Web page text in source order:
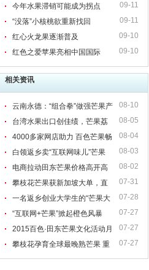
09-11
今年水果滞销可能成为拐点
09-11
“没落”小核桃欲重新找回
09-10
红心火龙果逐渐普及
09-10
红色之爱苹果亮相中国国际
相关资讯
08-10
云南永德：“组合拳”做强芒果产
业
08-05
台湾水果出口创佳绩，芒果荔
枝表现喜人
08-04
4000多家网店助力 百色芒果畅
销价高
08-03
白领返乡卖“互联网味儿”芒果
08-02
电商拉动田东芒果价格高开高
走
07-31
攀枝花芒果获新加坡大单，直
销东南亚
07-28
一名返乡创业大学生的“芒果大
计”
07-27
“互联网+芒果”掀起橙色风暴
07-27
2015百色·田东芒果文化活动月
精彩纷呈
07-27
攀枝花孕育全球最晚熟芒果 重
庆市民12月也可“尝鲜”